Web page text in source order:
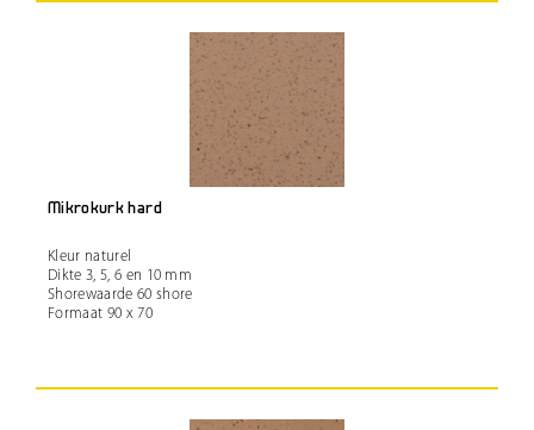
Mikrokurk hard
Kleur naturel
Dikte 3, 5, 6 en 10 mm
Shorewaarde 60 shore
Formaat 90 x 70